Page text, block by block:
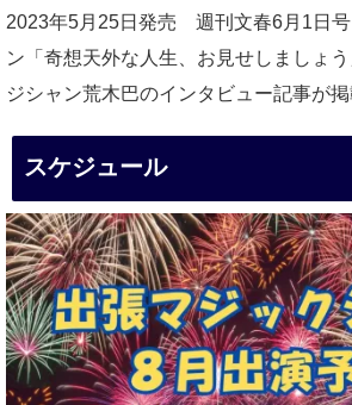
2023年5月25日発売 週刊文春6月1日
ン「奇想天外な人生、お見せしましょ
ジシャン荒木巴のインタビュー記事が掲
スケジュール